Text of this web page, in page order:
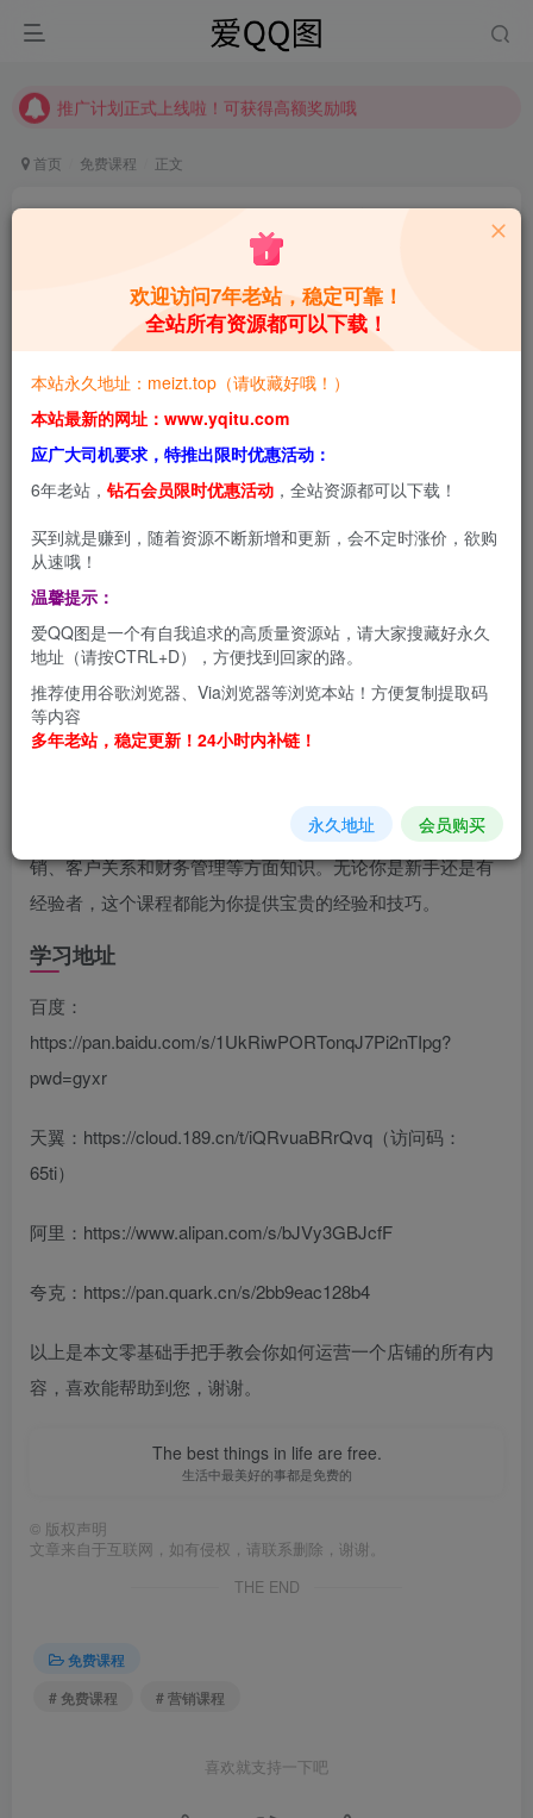
推广计划正式上线啦！可获得高额奖励哦
推广计划正式上线啦！可获得高额奖励哦
首页 免费课程 正文
1年前更新
0 1.5W+
本站预览图进行了压缩和水印，原图无压缩，无本站水
设和运营一家成功的店铺。课程涵盖选址、库存管理、营
销、客户关系和财务管理等方面知识。无论你是新手还是有
经验者，这个课程都能为你提供宝贵的经验和技巧。
学习地址
百度：
https://pan.baidu.com/s/1UkRiwPORTonqJ7Pi2nTIpg?
pwd=gyxr
天翼：https://cloud.189.cn/t/iQRvuaBRrQvq（访问码：
65ti）
阿里：https://www.alipan.com/s/bJVy3GBJcfF
夸克：https://pan.quark.cn/s/2bb9eac128b4
以上是本文零基础手把手教会你如何运营一个店铺的所有内
容，喜欢能帮助到您，谢谢。
The best things in life are free.
生活中最美好的事都是免费的
© 版权声明
文章来自于互联网，如有侵权，请联系删除，谢谢。
THE END
免费课程
# 免费课程
# 营销课程
喜欢就支持一下吧
欢迎访问7年老站，稳定可靠！
全站所有资源都可以下载！
本站永久地址：meizt.top（请收藏好哦！）
本站最新的网址：www.yqitu.com
应广大司机要求，特推出限时优惠活动：
6年老站， 钻石会员限时优惠活动 ，全站资源都可以下载！
买到就是赚到，随着资源不断新增和更新，会不定时涨价，欲购
从速哦！
温馨提示：
爱QQ图是一个有自我追求的高质量资源站，请大家搜藏好永久
地址（请按CTRL+D），方便找到回家的路。
推荐使用谷歌浏览器、Via浏览器等浏览本站！方便复制提取码
等内容
多年老站，稳定更新！24小时内补链！
永久地址 会员购买